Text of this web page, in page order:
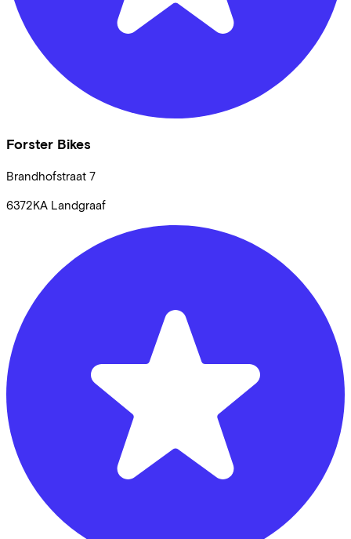
Forster Bikes
Brandhofstraat 7
6372KA Landgraaf